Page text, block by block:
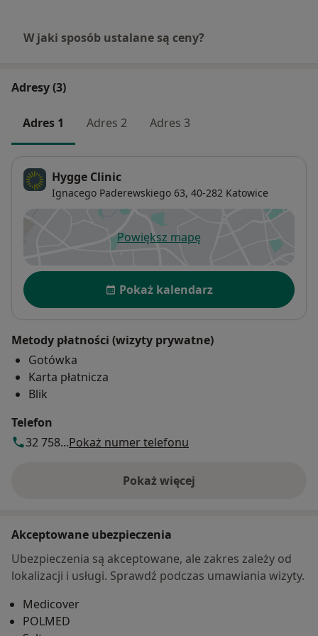
W jaki sposób ustalane są ceny?
Adresy (3)
Adres 1 Adres 2 Adres 3
Hygge Clinic
Ignacego Paderewskiego 63, 40-282 Katowice
Powiększ mapęotwiera się w nowej karcie
Dostępność
Pokaż kalendarz
Metody płatności (wizyty prywatne)
Gotówka
Karta płatnicza
Blik
Telefon
32 758...Pokaż numer telefonu
Pokaż więcej
o adresie
Akceptowane ubezpieczenia
Ubezpieczenia są akceptowane, ale zakres zależy od
lokalizacji i usługi. Sprawdź podczas umawiania wizyty.
Medicover
POLMED